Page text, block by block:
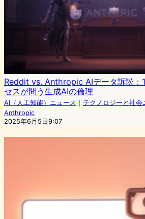
Reddit vs. Anthropic AIデータ訴訟：
セスが問う生成AIの倫理
AI（人工知能）ニュース ｜ テクノロジーと社会
Anthropic
2025年6月5日9:07